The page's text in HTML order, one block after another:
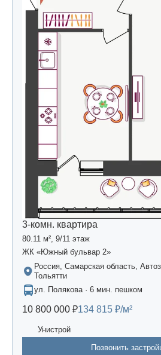
3-комн. квартира
80.11 м², 9/11 этаж
ЖК «Южный бульвар 2»
Россия, Самарская область,
Тольятти
ул. Полякова · 6 мин. пешком
10 800 000 ₽134 815 ₽/м²
Унистрой
Позвонить